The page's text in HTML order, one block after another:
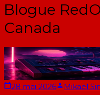
Blogue
Canada
28 mai 2026 Mikaël